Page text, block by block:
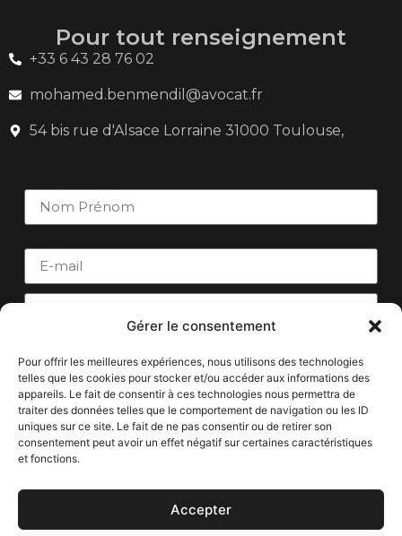
Gérer le consentement
Pour offrir les meilleures expériences, nous utilisons des technologies
telles que les cookies pour stocker et/ou accéder aux informations des
appareils. Le fait de consentir à ces technologies nous permettra de
traiter des données telles que le comportement de navigation ou les ID
uniques sur ce site. Le fait de ne pas consentir ou de retirer son
consentement peut avoir un effet négatif sur certaines caractéristiques
et fonctions.
Accepter
Pour tout renseignement
+33 6 43 28 76 02
mohamed.benmendil@avocat.fr
54 bis rue d'Alsace Lorraine 31000 Toulouse,